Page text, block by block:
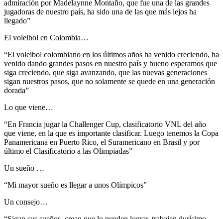
admiración por Madelaynne Montaño, que fue una de las grandes
jugadoras de nuestro país, ha sido una de las que más lejos ha
llegado”
El voleibol en Colombia…
“El voleibol colombiano en los últimos años ha venido creciendo, ha
venido dando grandes pasos en nuestro país y bueno esperamos que
siga creciendo, que siga avanzando, que las nuevas generaciones
sigan nuestros pasos, que no solamente se quede en una generación
dorada”
Lo que viene…
“En Francia jugar la Challenger Cup, clasificatorio VNL del año
que viene, en la que es importante clasificar. Luego tenemos la Copa
Panamericana en Puerto Rico, el Suramericano en Brasil y por
último el Clasificatorio a las Olimpiadas”
Un sueño …
“Mi mayor sueño es llegar a unos Olímpicos”
Un consejo…